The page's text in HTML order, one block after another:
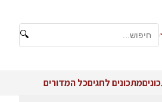
🔍
מתכונים לחגיםכל המדורים